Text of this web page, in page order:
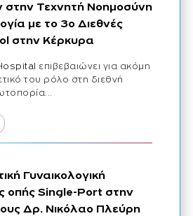
στην Τεχνητή Νοημοσύνη
με το 3ο Διεθνές
στην Κέρκυρα
επιβεβαιώνει για ακόμη
του ρόλο στη διεθνή
Γυναικολογική
οπής Single-Port στην
Δρ. Νικόλαο Πλεύρη